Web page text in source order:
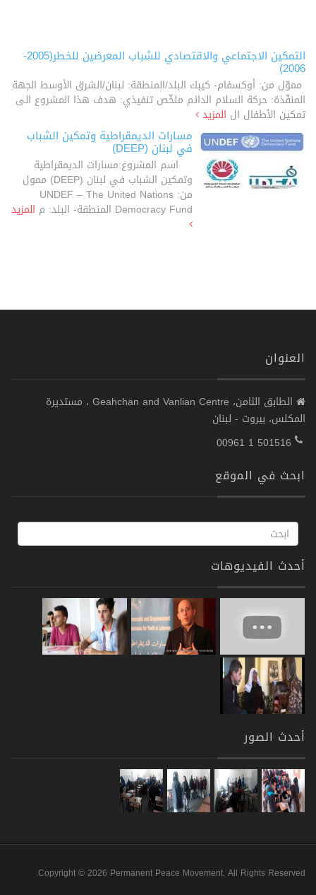
التمكين الاجتماعي والاقتصادي للشباب المعرضين للخطر(2005-
2006)
مموّل من: أوكسفام- كيبك البلد/المنطقة: لبنان/الشرق الأوسط الجهة
المنفّذة: حركة السلام الدائم ملخّص تنفيذي: هدف هذا المشروع الى
تمكين الأطفال ال المزيد
مسارات الديمقراطية وتمكين الشباب
في لبنان (DEEP)
اسم المشروع:مسارات الديمقراطية
وتمكين الشباب في لبنان (DEEP) ممول
من: UNDEF – The United Nations
Democracy Fund المنطقة- البلد: م المزيد
العنوان
الطابق الثامن، Geahchan and Vanlian Centre ، مستديرة
المكلس، بيروت - لبنان
00961 1 501516
ابحث في الموقع
أحدث الفيديوهات
أحدث الصور
Copyright © 2026 Permanent Peace Movement. All Rights Reserved.